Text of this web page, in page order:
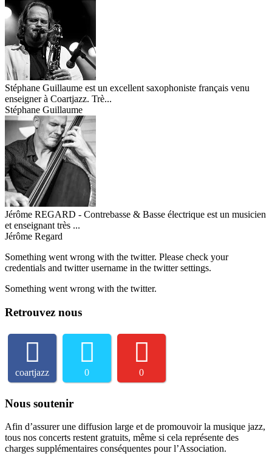
Stéphane Guillaume est un excellent saxophoniste français venu
enseigner à Coartjazz. Trè...
Stéphane Guillaume
Jérôme REGARD - Contrebasse & Basse électrique est un musicien
et enseignant très ...
Jérôme Regard
Something went wrong with the twitter. Please check your
credentials and twitter username in the twitter settings.
Something went wrong with the twitter.
Retrouvez nous
coartjazz 0 0
Nous soutenir
Afin d’assurer une diffusion large et de promouvoir la musique jazz,
tous nos concerts restent gratuits, même si cela représente des
charges supplémentaires conséquentes pour l’Association.